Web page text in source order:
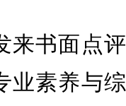
来书面点
业素养与